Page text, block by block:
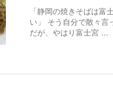
「静岡の焼きそばは富
い」 そう自分で散々言
だが、やはり富士宮 ...